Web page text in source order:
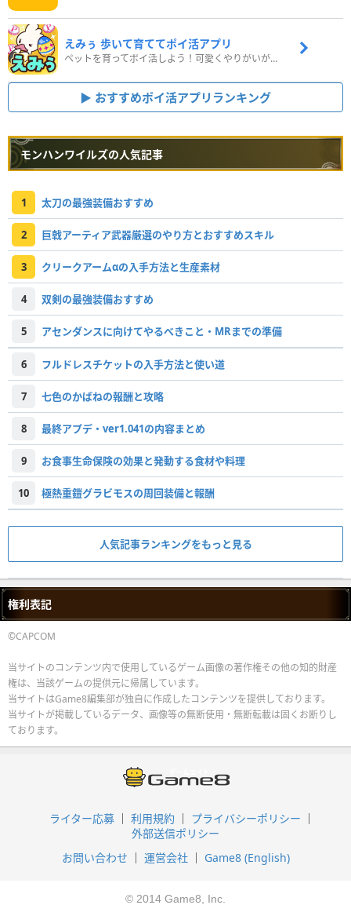
えみぅ 歩いて育ててポイ活アプリ
ペットを育ってポイ活しよう！可愛くやりがいがある新感覚アプリ
おすすめポイ活アプリランキング
モンハンワイルズの人気記事
1 太刀の最強装備おすすめ
2 巨戟アーティア武器厳選のやり方とおすすめスキル
3 クリークアームαの入手方法と生産素材
4 双剣の最強装備おすすめ
5 アセンダンスに向けてやるべきこと・MRまでの準備
6 フルドレスチケットの入手方法と使い道
7 七色のかばねの報酬と攻略
8 最終アプデ・ver1.041の内容まとめ
9 お食事生命保険の効果と発動する食材や料理
10 極熱重鎧グラビモスの周回装備と報酬
人気記事ランキングをもっと見る
権利表記
©CAPCOM
当サイトのコンテンツ内で使用しているゲーム画像の著作権その他の知的財産
権は、当該ゲームの提供元に帰属しています。
当サイトはGame8編集部が独自に作成したコンテンツを提供しております。
当サイトが掲載しているデータ、画像等の無断使用・無断転載は固くお断りし
ております。
ライター応募 利用規約
プライバシーポリシー
外部送信ポリシー
お問い合わせ
運営会社 Game8 (English)
© 2014 Game8, Inc.